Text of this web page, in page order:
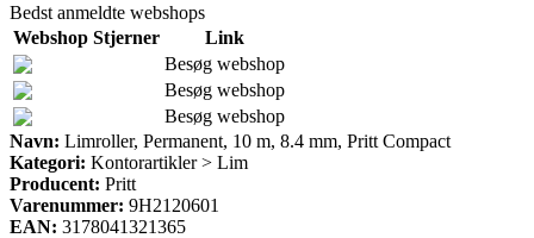
Bedst anmeldte webshops
Webshop Stjerner
Link
Besøg webshop
Besøg webshop
Besøg webshop
Navn: Limroller, Permanent, 10 m, 8.4 mm, Pritt Compact
Kategori: Kontorartikler > Lim
Producent: Pritt
Varenummer: 9H2120601
EAN: 3178041321365